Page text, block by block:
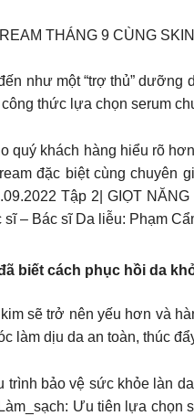
THÁNG 9 CÙNG
như một “trợ thủ”
thức lựa chọn serum
quý khách hàng hiểu rõ
đặc biệt cùng chuyên
Tập 2| GIỌT
– Bác sĩ Da liễu: Phạm
biết cách phục hồi da
sẽ trở nên yếu hơn và
làm dịu da an toàn, thúc
bảo vệ sức khỏe làn
Ưu tiên lựa chọn